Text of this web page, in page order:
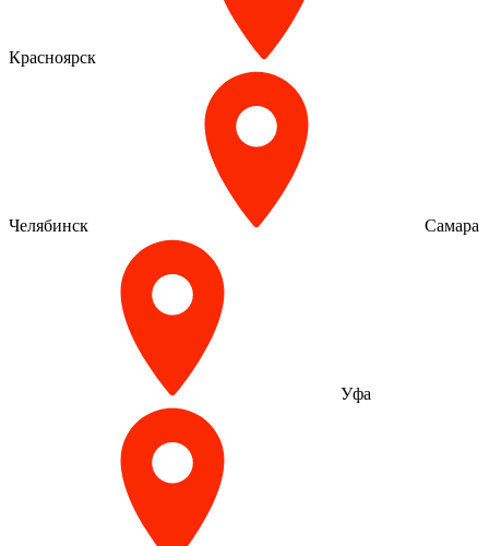
Красноярск
Челябинск Самара
Уфа